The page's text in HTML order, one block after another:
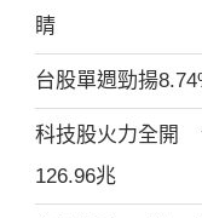
睛
台股單週勁揚
科技股火力全開
126.96兆